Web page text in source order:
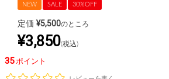
NEW SALE 30%OFF
定価 ¥5,500のところ
¥3,850 税込
35 ポイント